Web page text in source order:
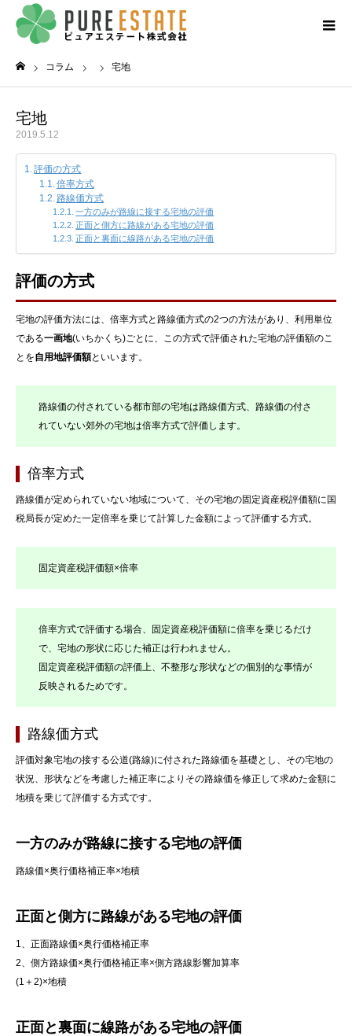
コラム 宅地
宅地
2019.5.12
評価の方式
倍率方式
路線価方式
一方のみが路線に接する宅地の評価
正面と側方に路線がある宅地の評価
正面と裏面に線路がある宅地の評価
評価の方式
宅地の評価方法には、倍率方式と路線価方式の2つの方法があり、利用単位
である一画地(いちかくち)ごとに、この方式で評価された宅地の評価額のこ
とを自用地評価額といいます。
路線価の付されている都市部の宅地は路線価方式、路線価の付さ
れていない郊外の宅地は倍率方式で評価します。
倍率方式
路線価が定められていない地域について、その宅地の固定資産税評価額に国
税局長が定めた一定倍率を乗じて計算した金額によって評価する方式。
固定資産税評価額×倍率
倍率方式で評価する場合、固定資産税評価額に倍率を乗じるだけ
で、宅地の形状に応じた補正は行われません。
固定資産税評価額の評価上、不整形な形状などの個別的な事情が
反映されるためです。
路線価方式
評価対象宅地の接する公道(路線)に付された路線価を基礎とし、その宅地の
状況、形状などを考慮した補正率によりその路線価を修正して求めた金額に
地積を乗じて評価する方式です。
一方のみが路線に接する宅地の評価
路線価×奥行価格補正率×地積
正面と側方に路線がある宅地の評価
1、正面路線価×奥行価格補正率
2、側方路線価×奥行価格補正率×側方路線影響加算率
(1＋2)×地積
正面と裏面に線路がある宅地の評価